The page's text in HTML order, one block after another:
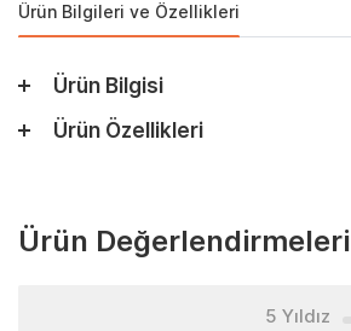
Ürün Bilgileri ve Özellikleri
Ürün Bilgisi
Ürün Özellikleri
Ürün Değerlendirmeleri
5 Yıldız